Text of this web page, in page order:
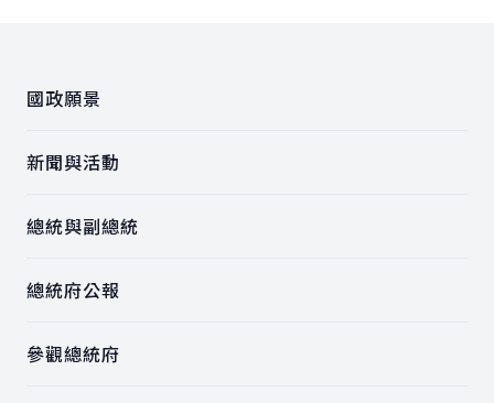
國政願景
新聞與活動
總統與副總統
總統府公報
參觀總統府